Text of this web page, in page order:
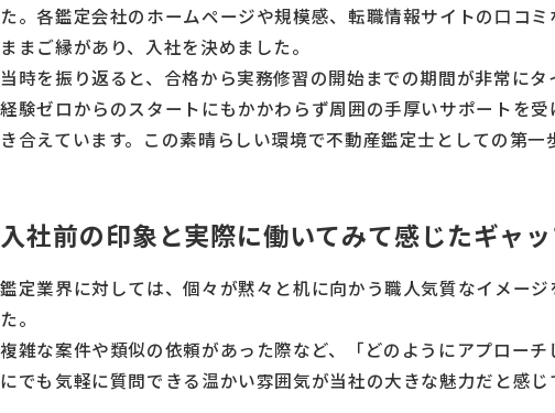
た。各鑑定会社のホームページや規模感、転職情報サイトの口コ
ままご縁があり、入社を決めました。
当時を振り返ると、合格から実務修習の開始までの期間が非常に
経験ゼロからのスタートにもかかわらず周囲の手厚いサポートを
き合えています。この素晴らしい環境で不動産鑑定士としての第一
入社前の印象と実際に働いてみて感じたギャ
鑑定業界に対しては、個々が黙々と机に向かう職人気質なイメー
た。
複雑な案件や類似の依頼があった際など、「どのようにアプロー
にでも気軽に質問できる温かい雰囲気が当社の大きな魅力だと感じ